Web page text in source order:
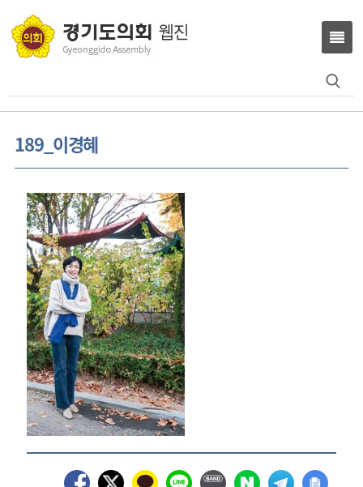
189_이경혜